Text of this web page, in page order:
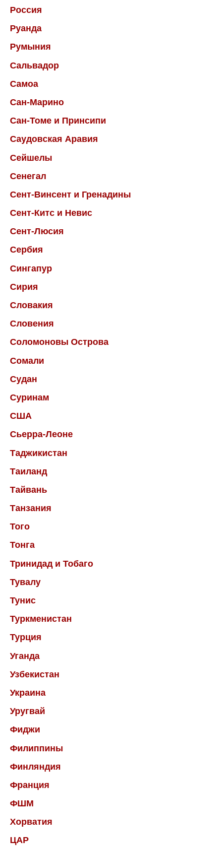
Россия
Руанда
Румыния
Сальвадор
Самоа
Сан-Марино
Сан-Томе и Принсипи
Саудовская Аравия
Сейшелы
Сенегал
Сент-Винсент и Гренадины
Сент-Китс и Невис
Сент-Люсия
Сербия
Сингапур
Сирия
Словакия
Словения
Соломоновы Острова
Сомали
Судан
Суринам
США
Сьерра-Леоне
Таджикистан
Таиланд
Тайвань
Танзания
Того
Тонга
Тринидад и Тобаго
Тувалу
Тунис
Туркменистан
Турция
Уганда
Узбекистан
Украина
Уругвай
Фиджи
Филиппины
Финляндия
Франция
ФШМ
Хорватия
ЦАР